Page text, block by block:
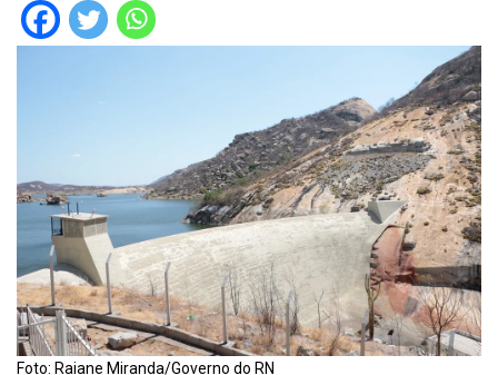
Foto: Raiane Miranda/Governo do RN